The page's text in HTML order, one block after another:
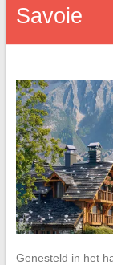
Savoie
Genesteld in het